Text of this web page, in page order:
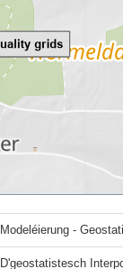
Modeléierung -
D'geostatistesch